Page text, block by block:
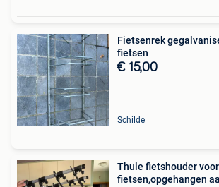
Fietsenrek
fietsen
€ 15,00
Schilde
Thule fietshouder
fietsen,opgehangen